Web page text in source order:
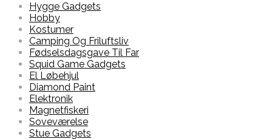
Hygge Gadgets
Hobby
Kostumer
Camping Og Friluftsliv
Fødselsdagsgave Til Far
Squid Game Gadgets
El Løbehjul
Diamond Paint
Elektronik
Magnetfiskeri
Soveværelse
Stue Gadgets